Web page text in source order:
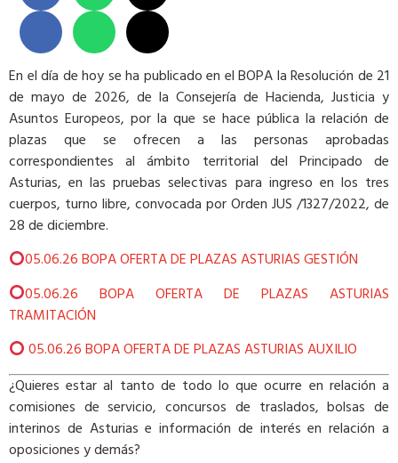
En el día de hoy se ha publicado en el BOPA la Resolución de 21
de mayo de 2026, de la Consejería de Hacienda, Justicia y
Asuntos Europeos, por la que se hace pública la relación de
plazas que se ofrecen a las personas aprobadas
correspondientes al ámbito territorial del Principado de
Asturias, en las pruebas selectivas para ingreso en los tres
cuerpos, turno libre, convocada por Orden JUS /1327/2022, de
28 de diciembre.
05.06.26 BOPA OFERTA DE PLAZAS ASTURIAS GESTIÓN
05.06.26 BOPA OFERTA DE PLAZAS ASTURIAS
TRAMITACIÓN
05.06.26 BOPA OFERTA DE PLAZAS ASTURIAS AUXILIO
¿Quieres estar al tanto de todo lo que ocurre en relación a
comisiones de servicio, concursos de traslados, bolsas de
interinos de Asturias e información de interés en relación a
oposiciones y demás?